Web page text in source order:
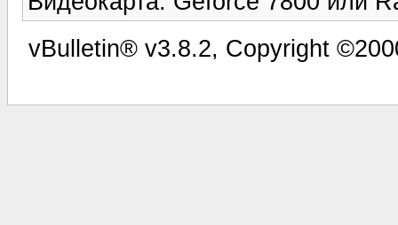
vBulletin® v3.8.2, Copyright